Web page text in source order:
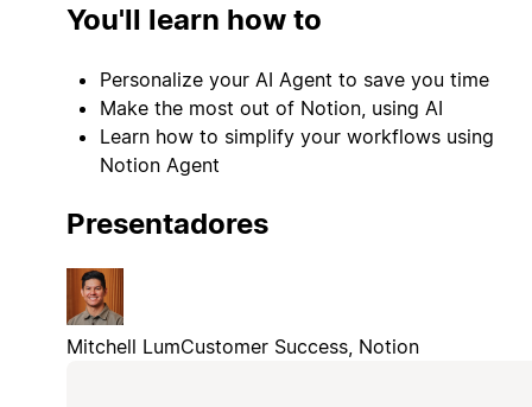
You'll learn how to
Personalize your AI Agent to save you time
Make the most out of Notion, using AI
Learn how to simplify your workflows using
Notion Agent
Presentadores
Mitchell LumCustomer Success, Notion